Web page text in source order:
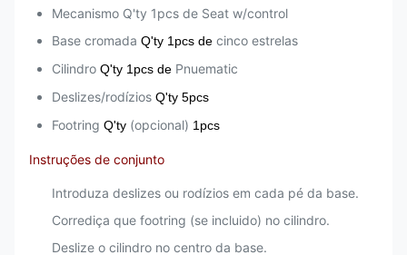
Mecanismo Q'ty 1pcs de Seat w/control
Base cromada Q'ty 1pcs de cinco estrelas
Cilindro Q'ty 1pcs de Pnuematic
Deslizes/rodízios Q'ty 5pcs
Footring Q'ty (opcional) 1pcs
Instruções de conjunto
Introduza deslizes ou rodízios em cada pé da base.
Corrediça que footring (se incluido) no cilindro.
Deslize o cilindro no centro da base.